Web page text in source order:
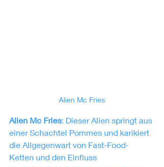
Alien Mc Fries
Alien Mc Fries: Dieser Alien springt aus
einer Schachtel Pommes und karikiert
die Allgegenwart von Fast-Food-
Ketten und den Einfluss